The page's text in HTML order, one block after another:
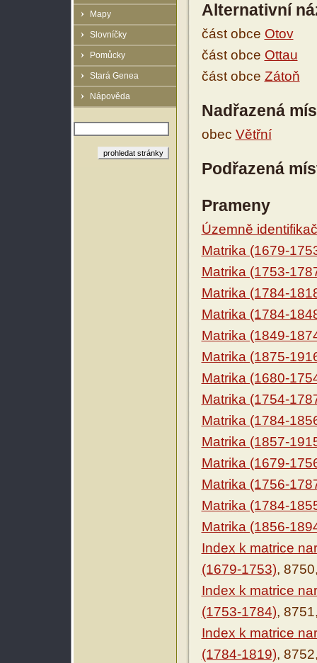
Mapy
Slovníčky
Pomůcky
Stará Genea
Nápověda
Alternativní
část obce Otov
část obce Ottau
část obce Zátoň
Nadřazená
obec Větřní
Podřazená
Prameny
Územně
Matrika (1679-
Matrika (1753-
Matrika (1784-
Matrika (1784-
Matrika (1849-
Matrika (1875-
Matrika (1680-
Matrika (1754-
Matrika (1784-
Matrika (1857-
Matrika (1679-
Matrika (1756-
Matrika (1784-
Matrika (1856-
Index k matrice
(1679-1753),
Index k matrice
(1753-1784),
Index k matrice
(1784-1819),